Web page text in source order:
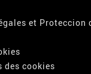
et Proteccion
des cookies